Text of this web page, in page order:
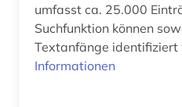
bekleidung (1)
belgien (2)
umfasst ca. 25.000
Suchfunktion können
Textanfänge identifiziert
Informationen